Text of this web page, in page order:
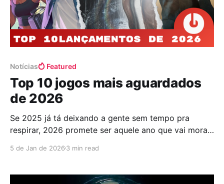
Notícias Featured
Top 10 jogos mais aguardados
de 2026
Se 2025 já tá deixando a gente sem tempo pra
respirar, 2026 promete ser aquele ano que vai morar
na porta com a próxima leva de lançamentos
mão só de pensar,
5 de Jan de 2026 3 min read